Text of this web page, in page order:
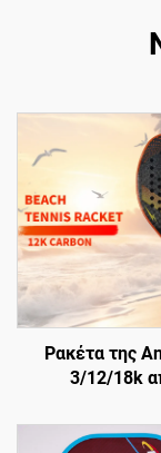
Ρακέτα της
3/12/18k
τραχιά